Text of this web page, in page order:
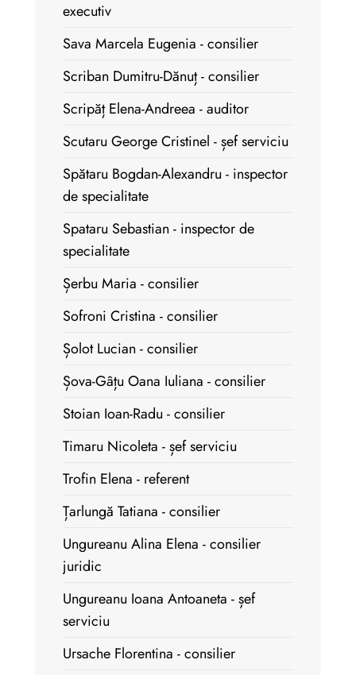
executiv
Sava Marcela Eugenia - consilier
Scriban Dumitru-Dănuț - consilier
Scripăț Elena-Andreea - auditor
Scutaru George Cristinel - șef serviciu
Spătaru Bogdan-Alexandru - inspector
de specialitate
Spataru Sebastian - inspector de
specialitate
Șerbu Maria - consilier
Sofroni Cristina - consilier
Șolot Lucian - consilier
Șova-Gâțu Oana Iuliana - consilier
Stoian Ioan-Radu - consilier
Timaru Nicoleta - șef serviciu
Trofin Elena - referent
Țarlungă Tatiana - consilier
Ungureanu Alina Elena - consilier
juridic
Ungureanu Ioana Antoaneta - șef
serviciu
Ursache Florentina - consilier